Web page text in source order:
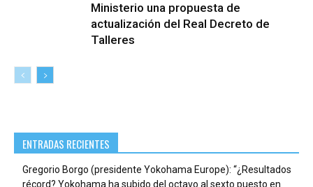
Ministerio una propuesta de
actualización del Real Decreto de
Talleres
ENTRADAS RECIENTES
Gregorio Borgo (presidente Yokohama Europe): “¿Resultados
récord? Yokohama ha subido del octavo al sexto puesto en